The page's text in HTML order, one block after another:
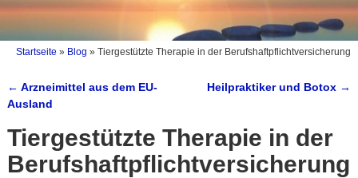
Startseite » Blog » Tiergestützte Therapie in der Berufshaftpflichtversicherung
Artikelnavigation
← Arzneimittel aus dem EU-
Ausland
Heilpraktiker und Botox →
Tiergestützte Therapie in der
Berufshaftpflichtversicherung